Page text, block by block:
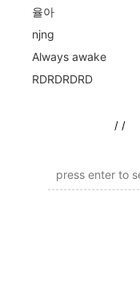
율아
njng
Always awake
RDRDRDRD
/ /